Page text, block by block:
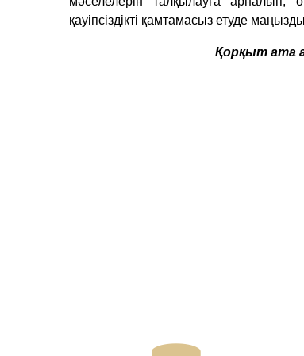
қауіпсіздікті қамтамасыз етуде
Қорқыт ата